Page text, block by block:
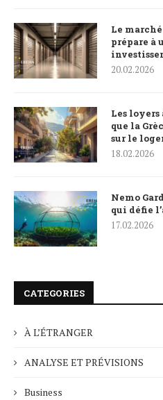
Le
prépare à
20.02.2026
Les
que la
sur le
18.02.2026
Nemo
qui défie
17.02.2026
CATEGORIES
À L’ÉTRANGER
ANALYSE ET PRÉVISIONS
Business